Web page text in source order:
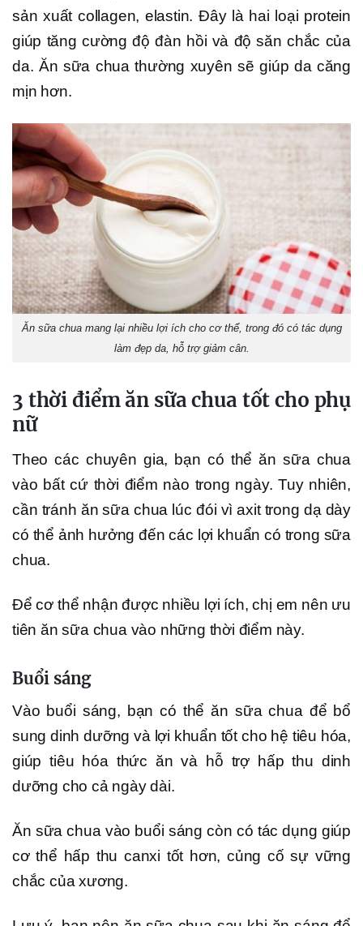
sản xuất collagen, elastin. Đây là hai loại protein
giúp tăng cường độ đàn hồi và độ săn chắc của
da. Ăn sữa chua thường xuyên sẽ giúp da căng
mịn hơn.
Ăn sữa chua mang lại nhiều lợi ích cho cơ thể, trong đó có tác dụng
làm đẹp da, hỗ trợ giảm cân.
3 thời điểm ăn sữa chua tốt cho phụ
nữ
Theo các chuyên gia, bạn có thể ăn sữa chua
vào bất cứ thời điểm nào trong ngày. Tuy nhiên,
cần tránh ăn sữa chua lúc đói vì axit trong dạ dày
có thể ảnh hưởng đến các lợi khuẩn có trong sữa
chua.
Để cơ thể nhận được nhiều lợi ích, chị em nên ưu
tiên ăn sữa chua vào những thời điểm này.
Buổi sáng
Vào buổi sáng, bạn có thể ăn sữa chua để bổ
sung dinh dưỡng và lợi khuẩn tốt cho hệ tiêu hóa,
giúp tiêu hóa thức ăn và hỗ trợ hấp thu dinh
dưỡng cho cả ngày dài.
Ăn sữa chua vào buổi sáng còn có tác dụng giúp
cơ thể hấp thu canxi tốt hơn, củng cố sự vững
chắc của xương.